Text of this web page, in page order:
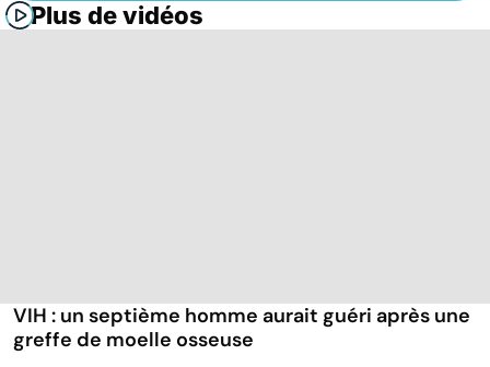
Plus de vidéos
VIH : un septième homme aurait guéri après une
greffe de moelle osseuse